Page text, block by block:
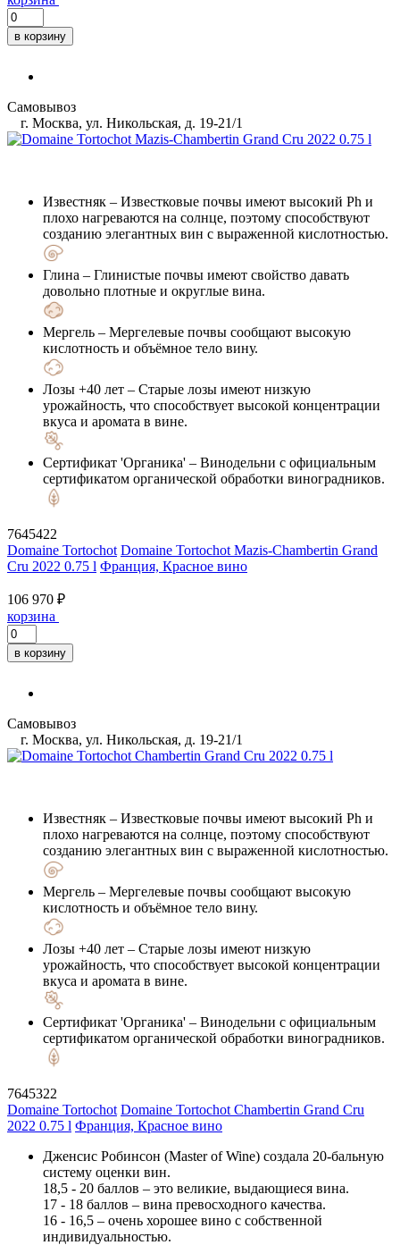
в корзину
Самовывоз
г. Москва, ул. Никольская, д. 19-21/1
Известняк – Известковые почвы имеют высокий Ph и
плохо нагреваются на солнце, поэтому способствуют
созданию элегантных вин с выраженной кислотностью.
Глина – Глинистые почвы имеют свойство давать
довольно плотные и округлые вина.
Мергель – Мергелевые почвы сообщают высокую
кислотность и объёмное тело вину.
Лозы +40 лет – Старые лозы имеют низкую
урожайность, что способствует высокой концентрации
вкуса и аромата в вине.
Сертификат 'Органика' – Винодельни с официальным
сертификатом органической обработки виноградников.
7645422
Domaine Tortochot Domaine Tortochot Mazis-Chambertin Grand
Cru 2022 0.75 l Франция, Красное вино
106 970 ₽
корзина
в корзину
Самовывоз
г. Москва, ул. Никольская, д. 19-21/1
Известняк – Известковые почвы имеют высокий Ph и
плохо нагреваются на солнце, поэтому способствуют
созданию элегантных вин с выраженной кислотностью.
Мергель – Мергелевые почвы сообщают высокую
кислотность и объёмное тело вину.
Лозы +40 лет – Старые лозы имеют низкую
урожайность, что способствует высокой концентрации
вкуса и аромата в вине.
Сертификат 'Органика' – Винодельни с официальным
сертификатом органической обработки виноградников.
7645322
Domaine Tortochot Domaine Tortochot Chambertin Grand Cru
2022 0.75 l Франция, Красное вино
Дженсис Робинсон (Master of Wine) создала 20-бальную
систему оценки вин.
18,5 - 20 баллов – это великие, выдающиеся вина.
17 - 18 баллов – вина превосходного качества.
16 - 16,5 – очень хорошее вино с собственной
индивидуальностью.